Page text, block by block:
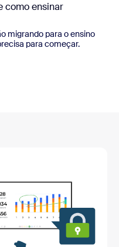
como ensinar
migrando para o ensino
para começar.